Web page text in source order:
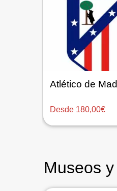
Atlético de
Desde 180,00€
Museos